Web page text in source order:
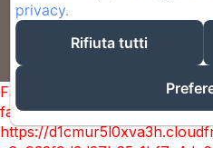
Funziona
Termini
Failed to load BookingEngine/
failed. (missing:
https://
privacy.
Rifiuta tutti